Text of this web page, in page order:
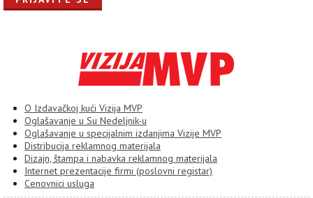
O Izdavačkoj kući Vizija MVP
Oglašavanje u Su Nedeljnik-u
Oglašavanje u specijalnim izdanjima Vizije MVP
Distribucija reklamnog materijala
Dizajn, štampa i nabavka reklamnog materijala
Internet prezentacije firmi (poslovni registar)
Cenovnici usluga